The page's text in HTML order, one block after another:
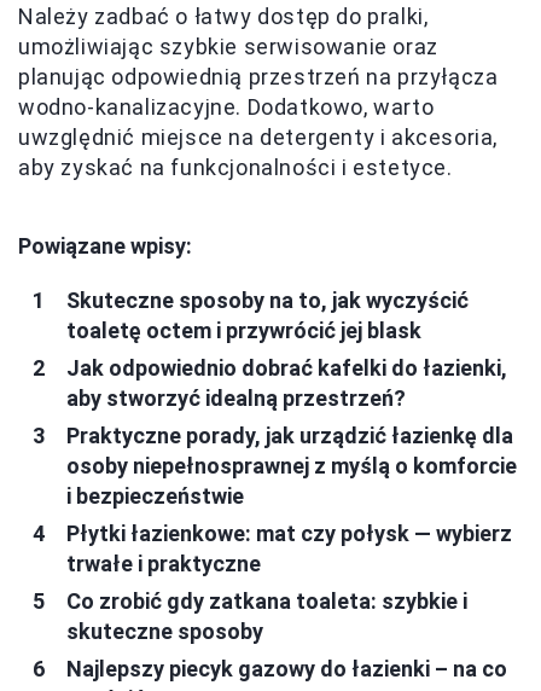
Należy zadbać o łatwy dostęp do pralki,
umożliwiając szybkie serwisowanie oraz
planując odpowiednią przestrzeń na przyłącza
wodno-kanalizacyjne. Dodatkowo, warto
uwzględnić miejsce na detergenty i akcesoria,
aby zyskać na funkcjonalności i estetyce.
Powiązane wpisy:
Skuteczne sposoby na to, jak wyczyścić
toaletę octem i przywrócić jej blask
Jak odpowiednio dobrać kafelki do łazienki,
aby stworzyć idealną przestrzeń?
Praktyczne porady, jak urządzić łazienkę dla
osoby niepełnosprawnej z myślą o komforcie
i bezpieczeństwie
Płytki łazienkowe: mat czy połysk — wybierz
trwałe i praktyczne
Co zrobić gdy zatkana toaleta: szybkie i
skuteczne sposoby
Najlepszy piecyk gazowy do łazienki – na co